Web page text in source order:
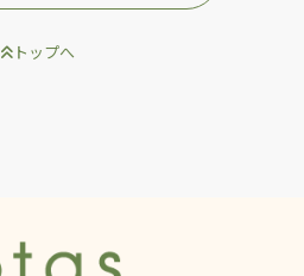
トップへ